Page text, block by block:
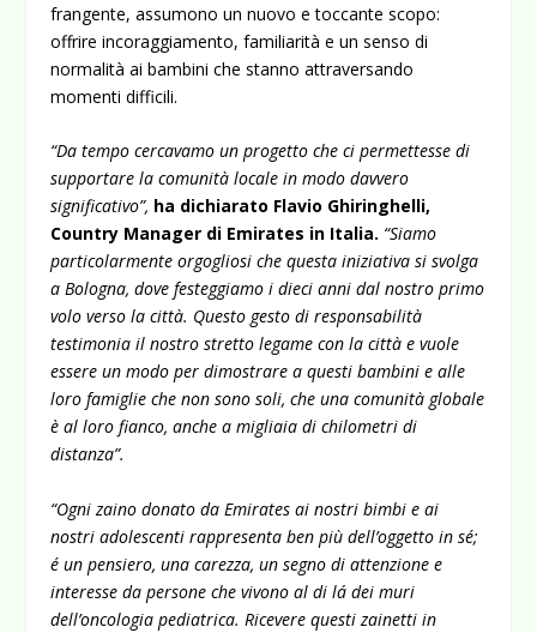
frangente, assumono un nuovo e toccante scopo:
offrire incoraggiamento, familiarità e un senso di
normalità ai bambini che stanno attraversando
momenti difficili.
“Da tempo cercavamo un progetto che ci permettesse di
supportare la comunità locale in modo davvero
significativo”, ha dichiarato Flavio Ghiringhelli,
Country Manager di Emirates in Italia. “Siamo
particolarmente orgogliosi che questa iniziativa si svolga
a Bologna, dove festeggiamo i dieci anni dal nostro primo
volo verso la città. Questo gesto di responsabilità
testimonia il nostro stretto legame con la città e vuole
essere un modo per dimostrare a questi bambini e alle
loro famiglie che non sono soli, che una comunità globale
è al loro fianco, anche a migliaia di chilometri di
distanza”.
“Ogni zaino donato da Emirates ai nostri bimbi e ai
nostri adolescenti rappresenta ben più dell’oggetto in sé;
é un pensiero, una carezza, un segno di attenzione e
interesse da persone che vivono al di lá dei muri
dell’oncologia pediatrica. Ricevere questi zainetti in